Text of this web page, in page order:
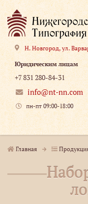
Н. Новгород, ул.
Юридическим лицам
+7 831 280-84-31
info@nt-nn.com
пн-пт 09:00-18:00
Главная